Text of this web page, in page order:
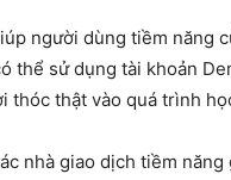
người dùng tiềm năng
thể sử dụng tài khoản
thóc thật vào quá trình
nhà giao dịch tiềm